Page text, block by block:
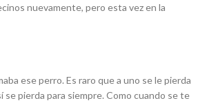
nuevamente, pero esta vez en la
ese perro. Es raro que a uno se le pierda
se pierda para siempre. Como cuando se te